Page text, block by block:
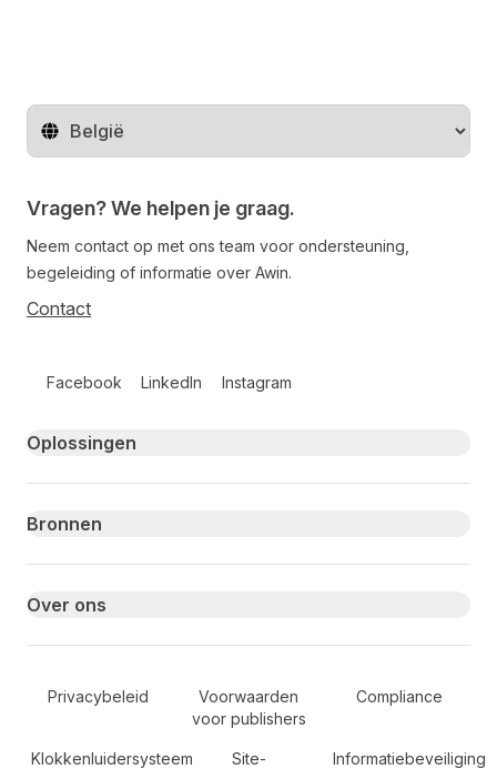
Regio wijzigen
Vragen? We helpen je graag.
Neem contact op met ons team voor ondersteuning,
begeleiding of informatie over Awin.
Contact
Facebook LinkedIn Instagram
Primary footer navigation
Oplossingen
Bronnen
Over ons
Secondary Footer Navigation
Privacybeleid
Voorwaarden
voor publishers
Compliance
Klokkenluidersysteem Site- Informatiebeveiliging